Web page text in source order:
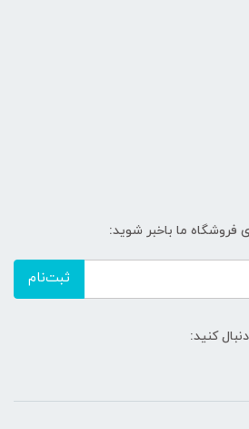
فروشگاه ما باخبر شوید:
ثبت‌نام
کنید: